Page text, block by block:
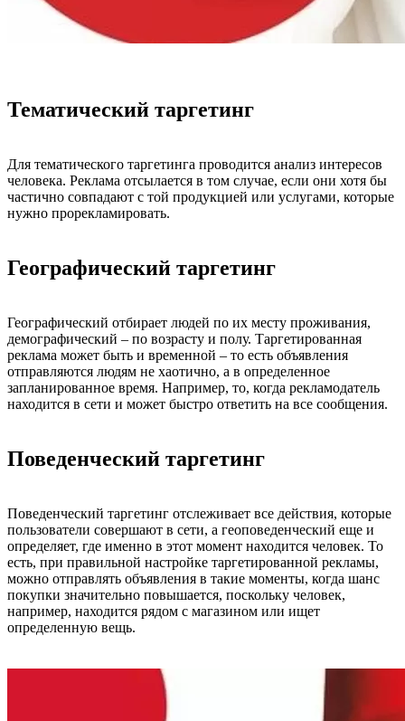
Тематический таргетинг
Для тематического таргетинга проводится анализ интересов
человека. Реклама отсылается в том случае, если они хотя бы
частично совпадают с той продукцией или услугами, которые
нужно прорекламировать.
Географический таргетинг
Географический отбирает людей по их месту проживания,
демографический – по возрасту и полу. Таргетированная
реклама может быть и временной – то есть объявления
отправляются людям не хаотично, а в определенное
запланированное время. Например, то, когда рекламодатель
находится в сети и может быстро ответить на все сообщения.
Поведенческий таргетинг
Поведенческий таргетинг отслеживает все действия, которые
пользователи совершают в сети, а геоповеденческий еще и
определяет, где именно в этот момент находится человек. То
есть, при правильной настройке таргетированной рекламы,
можно отправлять объявления в такие моменты, когда шанс
покупки значительно повышается, поскольку человек,
например, находится рядом с магазином или ищет
определенную вещь.